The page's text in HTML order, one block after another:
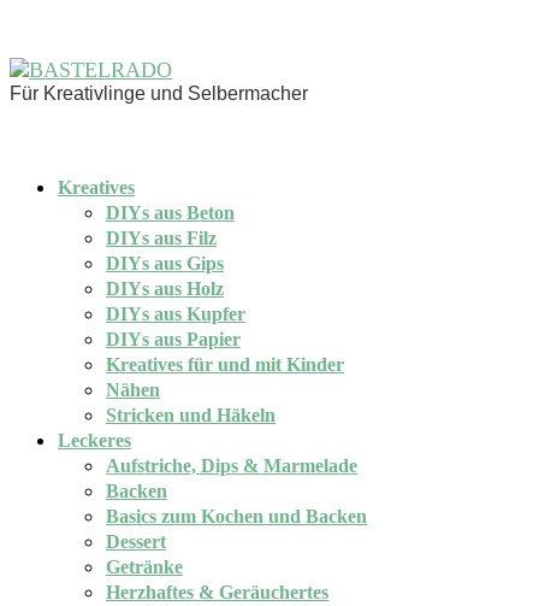
Für Kreativlinge und Selbermacher
Kreatives
DIYs aus Beton
DIYs aus Filz
DIYs aus Gips
DIYs aus Holz
DIYs aus Kupfer
DIYs aus Papier
Kreatives für und mit Kinder
Nähen
Stricken und Häkeln
Leckeres
Aufstriche, Dips & Marmelade
Backen
Basics zum Kochen und Backen
Dessert
Getränke
Herzhaftes & Geräuchertes